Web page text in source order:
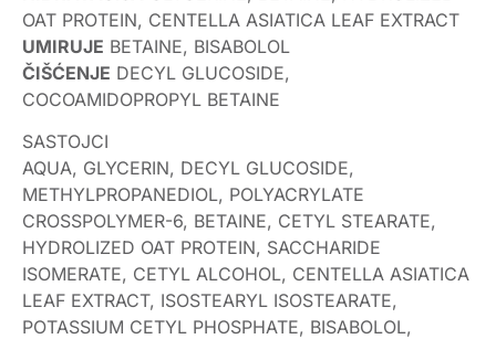
OAT PROTEIN, CENTELLA ASIATICA LEAF EXTRACT
UMIRUJE BETAINE, BISABOLOL
ČIŠĆENJE DECYL GLUCOSIDE,
COCOAMIDOPROPYL BETAINE
SASTOJCI
AQUA, GLYCERIN, DECYL GLUCOSIDE,
METHYLPROPANEDIOL, POLYACRYLATE
CROSSPOLYMER-6, BETAINE, CETYL STEARATE,
HYDROLIZED OAT PROTEIN, SACCHARIDE
ISOMERATE, CETYL ALCOHOL, CENTELLA ASIATICA
LEAF EXTRACT, ISOSTEARYL ISOSTEARATE,
POTASSIUM CETYL PHOSPHATE, BISABOLOL,